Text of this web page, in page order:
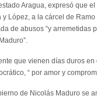
Aragua, expresó que
López, a la cárcel de Ramo
de abusos “y arremetidas
que vienen días duros
“ por amor y
de Nicolás Maduro se